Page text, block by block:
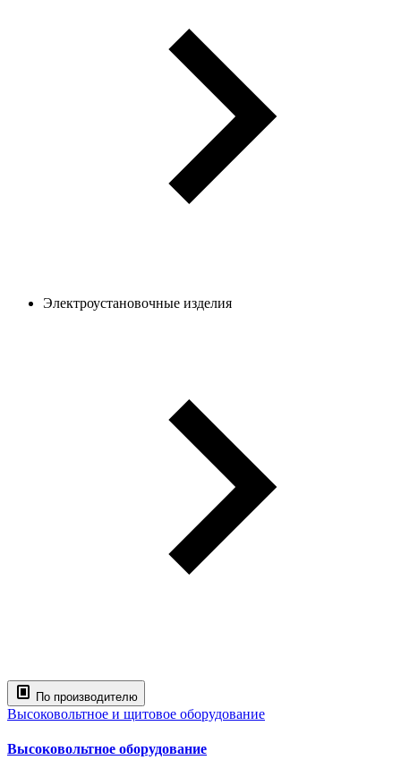
Электроустановочные изделия
По производителю
Высоковольтное и щитовое оборудование
Высоковольтное оборудование